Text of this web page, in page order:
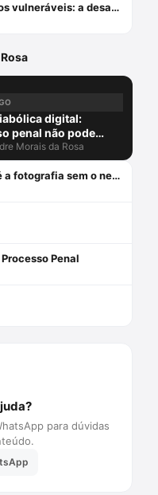
O microssistema de proteção dos vulneráveis: a desafiante missão do STJ
digital:
penal não pode
arguido o que só o
Morais da Rosa
Print sem aquisição dos dados é a fotografia sem o negativo
Penal
para dúvidas